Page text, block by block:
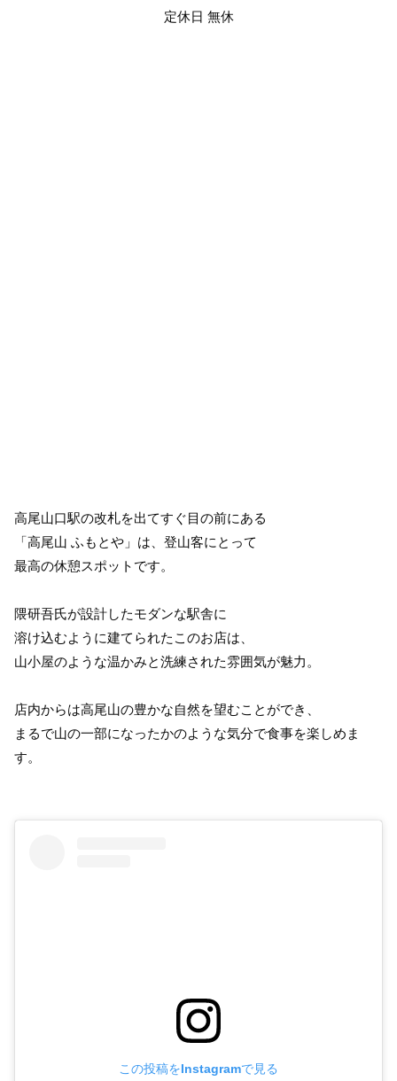
定休日 無休
高尾山口駅の改札を出てすぐ目の前にある
「高尾山 ふもとや」は、登山客にとって
最高の休憩スポットです。
隈研吾氏が設計したモダンな駅舎に
溶け込むように建てられたこのお店は、
山小屋のような温かみと洗練された雰囲気が魅力。
店内からは高尾山の豊かな自然を望むことができ、
まるで山の一部になったかのような気分で食事を楽しめま
す。
この投稿をInstagramで見る